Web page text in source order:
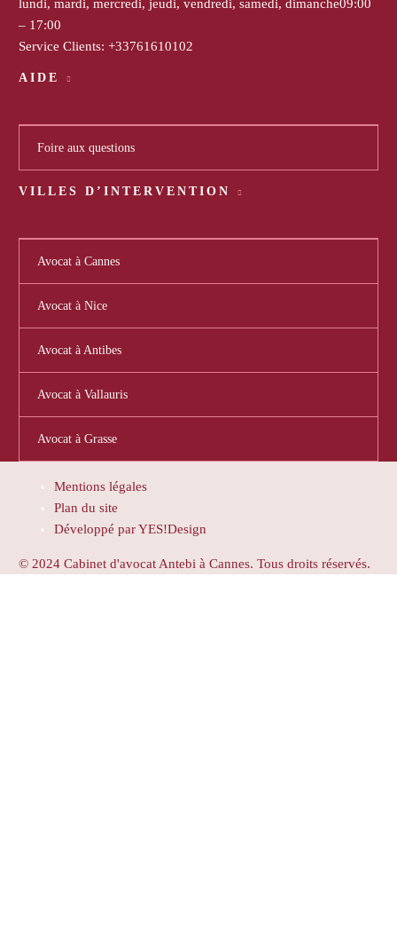
lundi, mardi, mercredi, jeudi, vendredi, samedi, dimanche09:00
– 17:00
Service Clients: +33761610102
AIDE
Foire aux questions
VILLES D’INTERVENTION
Avocat à Cannes
Avocat à Nice
Avocat à Antibes
Avocat à Vallauris
Avocat à Grasse
Mentions légales
Plan du site
Développé par YES!Design
© 2024 Cabinet d'avocat Antebi à Cannes. Tous droits réservés.